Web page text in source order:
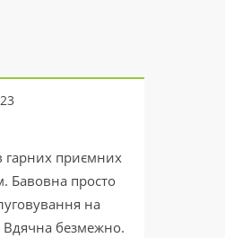
гарних приємних
Бавовна просто
на
Вдячна безмежно.